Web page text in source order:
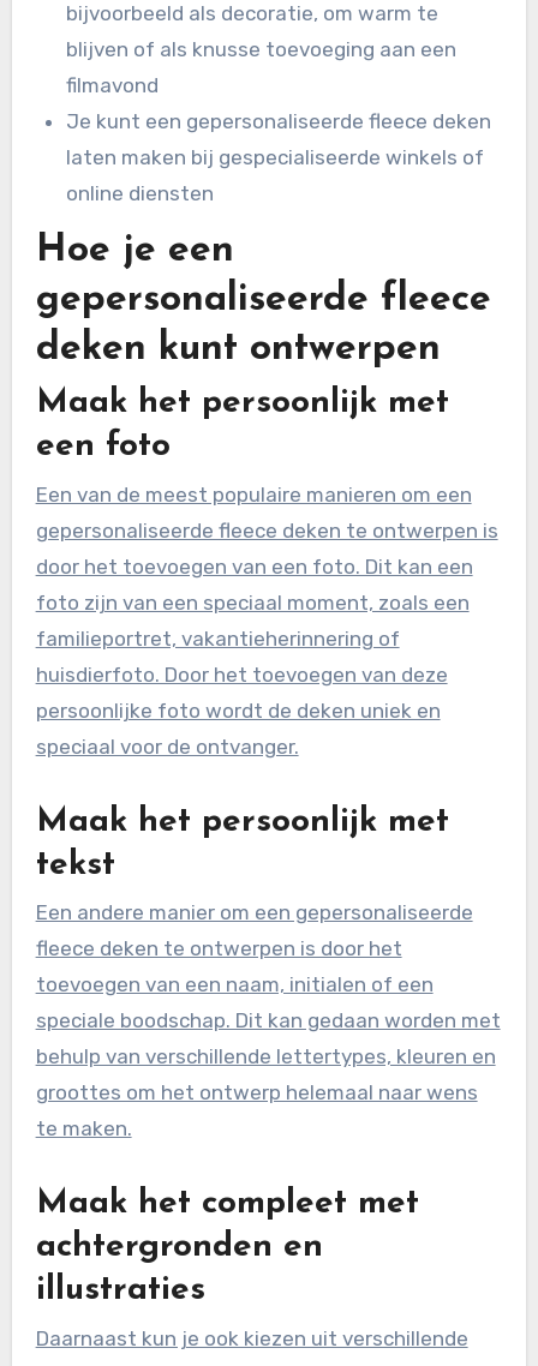
bijvoorbeeld als decoratie, om warm te
blijven of als knusse toevoeging aan een
filmavond
Je kunt een gepersonaliseerde fleece deken
laten maken bij gespecialiseerde winkels of
online diensten
Hoe je een
gepersonaliseerde fleece
deken kunt ontwerpen
Maak het persoonlijk met
een foto
Een van de meest populaire manieren om een
gepersonaliseerde fleece deken te ontwerpen is
door het toevoegen van een foto. Dit kan een
foto zijn van een speciaal moment, zoals een
familieportret, vakantieherinnering of
huisdierfoto. Door het toevoegen van deze
persoonlijke foto wordt de deken uniek en
speciaal voor de ontvanger.
Maak het persoonlijk met
tekst
Een andere manier om een gepersonaliseerde
fleece deken te ontwerpen is door het
toevoegen van een naam, initialen of een
speciale boodschap. Dit kan gedaan worden met
behulp van verschillende lettertypes, kleuren en
groottes om het ontwerp helemaal naar wens
te maken.
Maak het compleet met
achtergronden en
illustraties
Daarnaast kun je ook kiezen uit verschillende